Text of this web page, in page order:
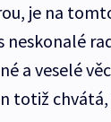
je na
neskonalé
a veselé
totiž